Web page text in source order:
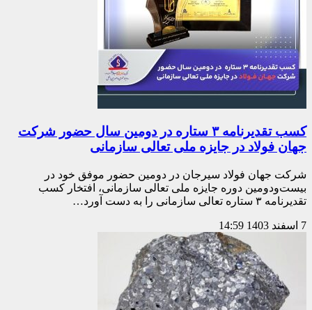
کسب تقدیرنامه ۳ ستاره در دومین سال حضور شرکت
جهان فولاد در جایزه ملی تعالی سازمانی
شرکت جهان فولاد سیرجان در دومین حضور موفق خود در
بیست‌ودومین دوره جایزه ملی تعالی سازمانی، افتخار کسب
تقدیرنامه ۳ ستاره تعالی سازمانی را به دست آورد…
7 اسفند 1403 14:59